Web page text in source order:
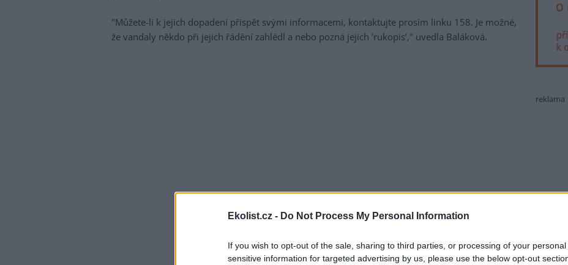
Ekolist.cz - Do Not Process My Personal Information
If you wish to opt-out of the sale, sharing to third parties, or processing of your personal
sensitive information for targeted advertising by us, please use the below opt-out
"Můžete-li k jejich dopadení přispět svými informacemi, kontaktujte prosím linku 158. Je možné,
že vandaly někdo při jejich řádění zahlédl a nebo pozná jejich ’rukopis’," uvedla Baláková.
reklama